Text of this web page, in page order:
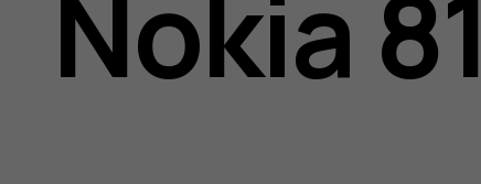
Nokia